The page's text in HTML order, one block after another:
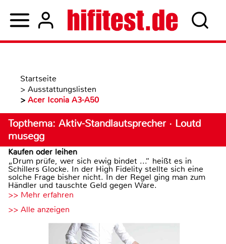
Startseite
> Ausstattungslisten
> Acer Iconia A3-A50
Topthema: Aktiv-Standlautsprecher · Loutd
musegg
Kaufen oder leihen
„Drum prüfe, wer sich ewig bindet ...“ heißt es in
Schillers Glocke. In der High Fidelity stellte sich eine
solche Frage bisher nicht. In der Regel ging man zum
Händler und tauschte Geld gegen Ware.
>> Mehr erfahren
>> Alle anzeigen